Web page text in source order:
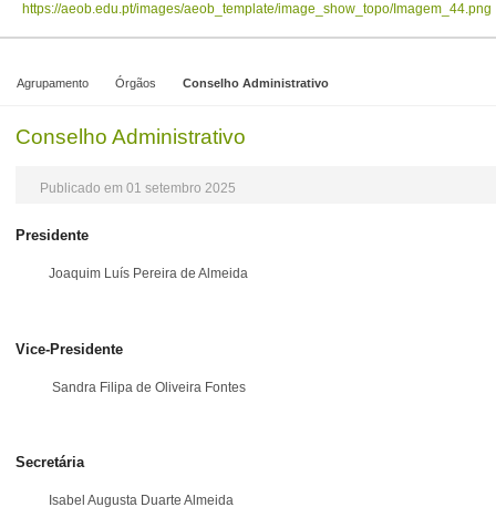
https://aeob.edu.pt/images/aeob_template/image_show_topo/Imagem_44.png
Agrupamento Órgãos Conselho Administrativo
Conselho Administrativo
Publicado em 01 setembro 2025
Presidente
Joaquim Luís Pereira de Almeida
Vice-Presidente
Sandra Filipa de Oliveira Fontes
Secretária
Isabel Augusta Duarte Almeida